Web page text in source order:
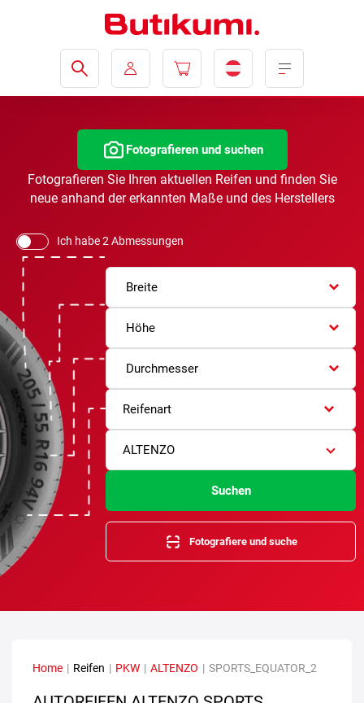
Fotografieren und suchen
Fotografieren Sie Ihren aktuellen Reifen und finden Sie
neue anhand der erkannten Maße und des Herstellers
Ich habe 2 Abmessungen
Breite
Höhe
Durchmesser
Reifenart
ALTENZO
Suchen
Fotografiere und suche
Home | Reifen | PKW | ALTENZO | SPORTS_EQUATOR_2